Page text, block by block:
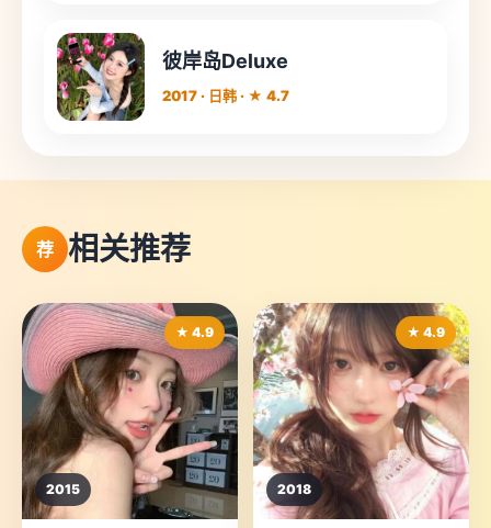
彼岸岛Deluxe
2017 · 日韩 · ★ 4.7
荐 相关推荐
★ 4.9
2015
★ 4.9
2018